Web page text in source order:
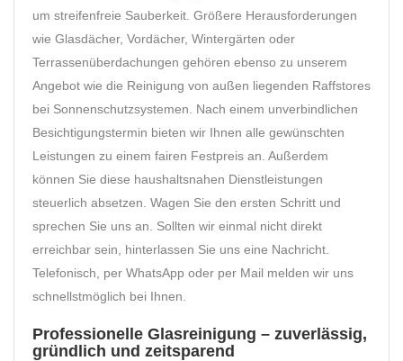
um streifenfreie Sauberkeit. Größere Herausforderungen
wie Glasdächer, Vordächer, Wintergärten oder
Terrassenüberdachungen gehören ebenso zu unserem
Angebot wie die Reinigung von außen liegenden Raffstores
bei Sonnenschutzsystemen. Nach einem unverbindlichen
Besichtigungstermin bieten wir Ihnen alle gewünschten
Leistungen zu einem fairen Festpreis an. Außerdem
können Sie diese haushaltsnahen Dienstleistungen
steuerlich absetzen. Wagen Sie den ersten Schritt und
sprechen Sie uns an. Sollten wir einmal nicht direkt
erreichbar sein, hinterlassen Sie uns eine Nachricht.
Telefonisch, per WhatsApp oder per Mail melden wir uns
schnellstmöglich bei Ihnen.
Professionelle Glasreinigung – zuverlässig,
gründlich und zeitsparend